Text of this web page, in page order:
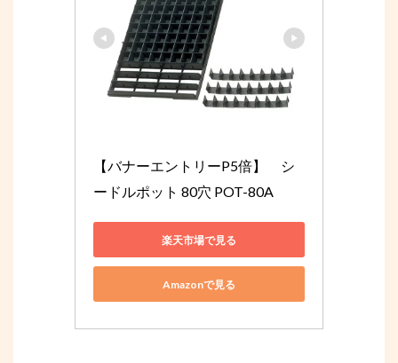
【バナーエントリーP5倍】　シ
ードルポット 80穴 POT-80A
楽天市場で見る
Amazonで見る